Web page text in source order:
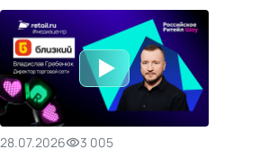
28.07.2026
3 005